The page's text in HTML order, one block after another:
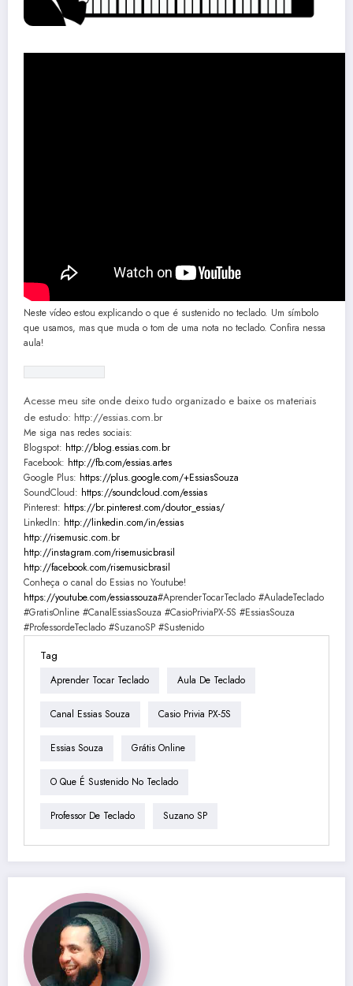
Neste vídeo estou explicando o que é sustenido no teclado. Um símbolo
que usamos, mas que muda o tom de uma nota no teclado. Confira nessa
aula!
Acesse meu site onde deixo tudo organizado e baixe os materiais
de estudo: http://essias.com.br
Me siga nas redes sociais:
Blogspot: http://blog.essias.com.br
Facebook: http://fb.com/essias.artes
Google Plus: https://plus.google.com/+EssiasSouza
SoundCloud: https://soundcloud.com/essias
Pinterest: https://br.pinterest.com/doutor_essias/
LinkedIn: http://linkedin.com/in/essias
http://risemusic.com.br
http://instagram.com/risemusicbrasil
http://facebook.com/risemusicbrasil
Conheça o canal do Essias no Youtube!
https://youtube.com/essiassouza#AprenderTocarTeclado #AuladeTeclado
#GratisOnline #CanalEssiasSouza #CasioPriviaPX-5S #EssiasSouza
#ProfessordeTeclado #SuzanoSP #Sustenido
Tag
Aprender Tocar Teclado Aula De Teclado
Canal Essias Souza Casio Privia PX-5S
Essias Souza Grátis Online
O Que É Sustenido No Teclado
Professor De Teclado Suzano SP